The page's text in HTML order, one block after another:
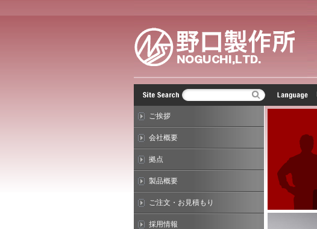
ご挨拶
会社概要
拠点
製品概要
ご注文・お見積もり
採用情報